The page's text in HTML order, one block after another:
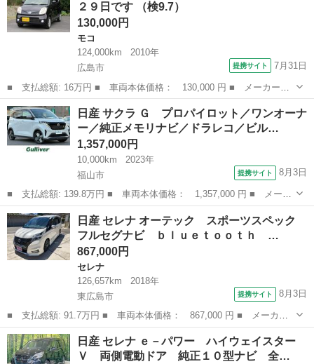
モニター...
２９日です （検9.7）
130,000円
モコ
124,000km
2010年
広島市
提携サイト 7月31日
■ 支払総額: 16万円 ■ 車両本体価格： 130,000 円 ■ メーカー
名： 日産 ■ 車種名： モコ ■ グレード名： Ｓ ホグランプ
車検令和９年７月２９日です ■ 排気量： 660cc ■ ドア枚数：
5D ■...
広島 広島市 モコ
日産 サクラ Ｇ プロパイロット／ワンオーナ
ー／純正メモリナビ／ドラレコ／ビル…
1,357,000円
10,000km
2023年
福山市
提携サイト 8月3日
■ 支払総額: 139.8万円 ■ 車両本体価格： 1,357,000 円 ■ メーカ
ー名： 日産 ■ 車種名： サクラ ■ グレード名： Ｇ プロパイ
ロット／ワンオーナー／純正メモリナビ／ドラレコ／ビルトインＥＴ
Ｃ２．０...
広島 福山市 日産
日産 セレナ オーテック スポーツスペック
フルセグナビ ｂｌｕｅｔｏｏｔｈ …
867,000円
セレナ
126,657km
2018年
東広島市
提携サイト 8月3日
■ 支払総額: 91.7万円 ■ 車両本体価格： 867,000 円 ■ メーカー
名： 日産 ■ 車種名： セレナ ■ グレード名： オーテック ス
ポーツスペック フルセグナビ ｂｌｕｅｔｏｏｔｈ アラウンドビ
ューモニター...
広島 東広島市 セレナ
日産 セレナ ｅ－パワー ハイウェイスター
Ｖ 両側電動ドア 純正１０型ナビ 全…